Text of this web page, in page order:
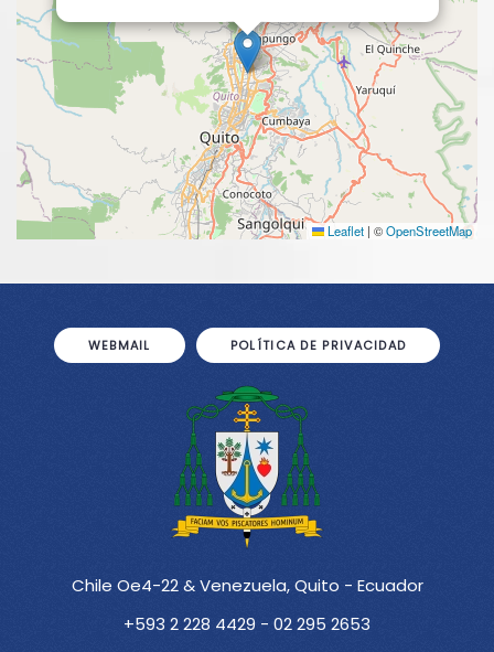
Leaflet | ©OpenStreetMap
WEBMAIL POLÍTICA DE PRIVACIDAD
Chile Oe4-22 & Venezuela, Quito - Ecuador
+593 2 228 4429 - 02 295 2653